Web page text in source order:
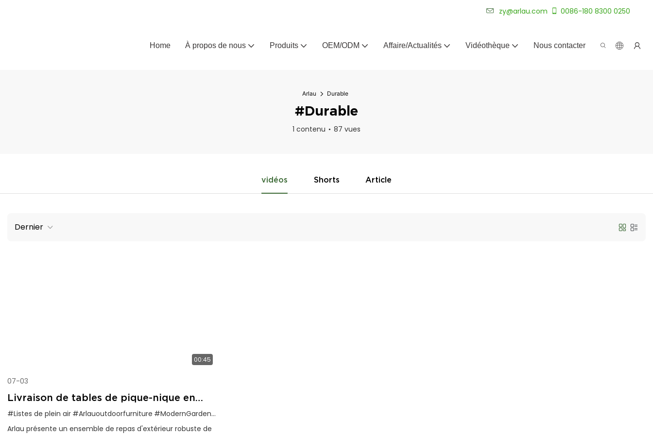
zy@arlau.com 0086-180 8300 0250
Home À propos de nous Produits OEM/ODM Affaire/Actualités Vidéothèque Nous contacter
Arlau Durable
#Durable
1 contenu 87 vues
vidéos Shorts Article
Dernier
00:45
07-03
Livraison de tables de pique-nique en
thermoplastique aux États-Unis pour des
projets d'extérieur
#Listes de plein air #Arlauoutdoorfurniture #ModernGardenSign
Arlau présente un ensemble de repas d'extérieur robuste de